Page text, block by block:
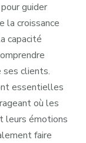
guider
la croissance
capacité
clients.
essentielles
où les
leurs émotions
faire